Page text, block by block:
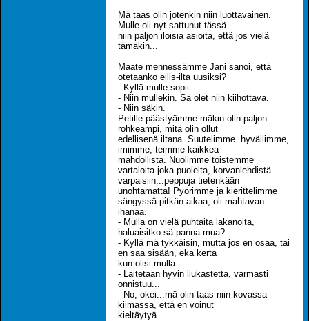
Mä taas olin jotenkin niin luottavainen.
Mulle oli nyt sattunut tässä
niin paljon iloisia asioita, että jos vielä
tämäkin...
Maate mennessämme Jani sanoi, että
otetaanko eilis-ilta uusiksi?
- Kyllä mulle sopii.
- Niin mullekin. Sä olet niin kiihottava.
- Niin säkin.
Petille päästyämme mäkin olin paljon
rohkeampi, mitä olin ollut
edellisenä iltana. Suutelimme. hyväilimme,
imimme, teimme kaikkea
mahdollista. Nuolimme toistemme
vartaloita joka puolelta, korvanlehdistä
varpaisiin...peppuja tietenkään
unohtamatta! Pyörimme ja kierittelimme
sängyssä pitkän aikaa, oli mahtavan
ihanaa.
- Mulla on vielä puhtaita lakanoita,
haluaisitko sä panna mua?
- Kyllä mä tykkäisin, mutta jos en osaa, tai
en saa sisään, eka kerta
kun olisi mulla...
- Laitetaan hyvin liukastetta, varmasti
onnistuu...
- No, okei...mä olin taas niin kovassa
kiimassa, että en voinut
kieltäytyä...